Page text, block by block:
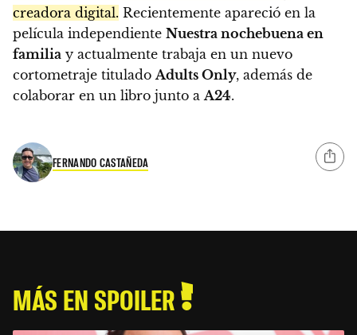
creadora digital. Recientemente apareció en la
película independiente Nuestra nochebuena en
familia y actualmente trabaja en un nuevo
cortometraje titulado Adults Only, además de
colaborar en un libro junto a A24.
FERNANDO CASTAÑEDA
MÁS EN SPOILER